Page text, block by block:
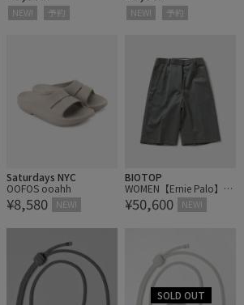
NEW! 予約 NEW! 予約
Saturdays NYC
OOFOS ooahh
¥8,580 NEW!
BIOTOP
WOMEN【Ernie Palo】G
abardine Half Slacks
¥50,600 NEW!